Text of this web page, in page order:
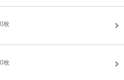
枚
枚